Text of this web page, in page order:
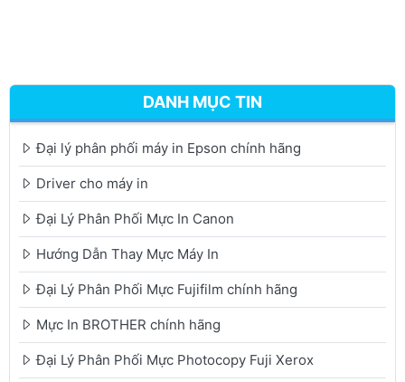
DANH MỤC TIN
Đại lý phân phối máy in Epson chính hãng
Driver cho máy in
Đại Lý Phân Phối Mực In Canon
Hướng Dẫn Thay Mực Máy In
Đại Lý Phân Phối Mực Fujifilm chính hãng
Mực In BROTHER chính hãng
Đại Lý Phân Phối Mực Photocopy Fuji Xerox